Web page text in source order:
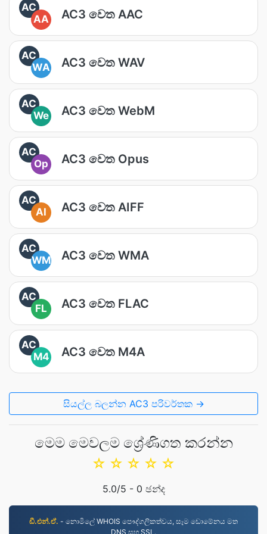
AC
AA
AC3 වෙත AAC
AC
WA
AC3 වෙත WAV
AC
We
AC3 වෙත WebM
AC
Op
AC3 වෙත Opus
AC
AI
AC3 වෙත AIFF
AC
WM
AC3 වෙත WMA
AC
FL
AC3 වෙත FLAC
AC
M4
AC3 වෙත M4A
සියල්ල බලන්න AC3 පරිවර්තක →
මෙම මෙවලම ශ්‍රේණිගත කරන්න
☆
☆
☆
☆
☆
5.0/5 - 0 ඡන්ද
ඩී.එන්.ඒ. - නොමිලේ WHOIS පෞද්ගලිකත්වය, සෑම ඩොමේනය මත
DNS සහ SSL.